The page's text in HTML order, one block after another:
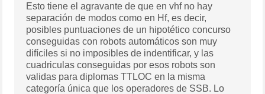
Esto tiene el agravante de que en vhf no hay
separación de modos como en Hf, es decir,
posibles puntuaciones de un hipotético concurso
conseguidas con robots automáticos son muy
difíciles si no imposibles de indentificar, y las
cuadriculas conseguidas por esos robots son
validas para diplomas TTLOC en la misma
categoría única que los operadores de SSB. Lo